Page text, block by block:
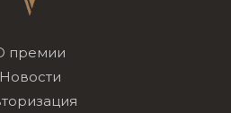
премии
Новости